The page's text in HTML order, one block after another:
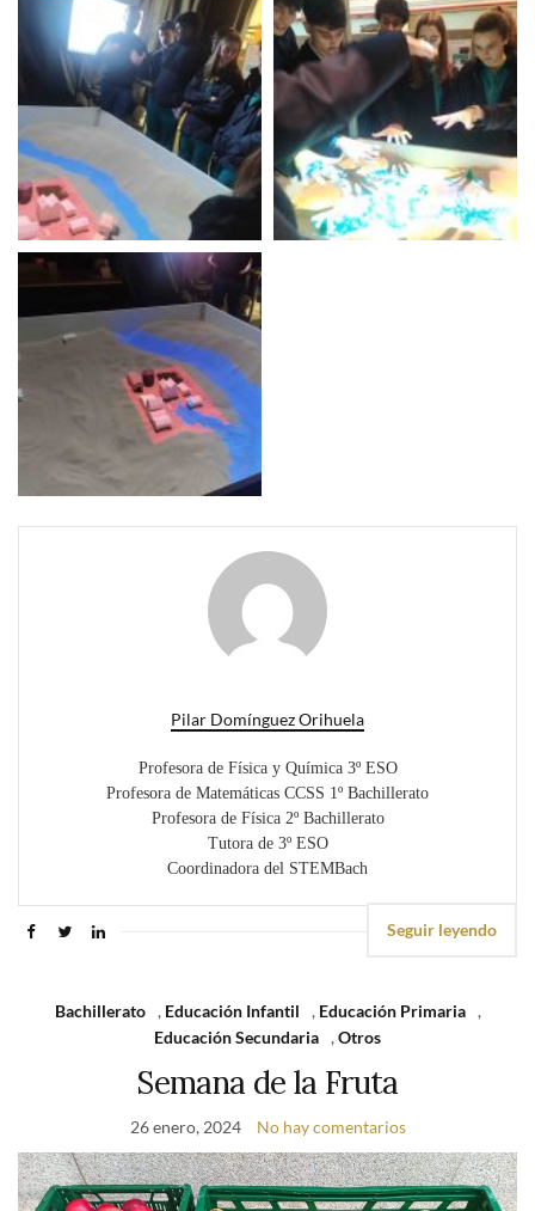
Pilar Domínguez Orihuela
Profesora de Física y Química 3º ESO
Profesora de Matemáticas CCSS 1º Bachillerato
Profesora de Física 2º Bachillerato
Tutora de 3º ESO
Coordinadora del STEMBach
Seguir leyendo
Bachillerato , Educación Infantil , Educación Primaria
,
Educación Secundaria ,Otros
Semana de la Fruta
26 enero, 2024 No hay comentarios